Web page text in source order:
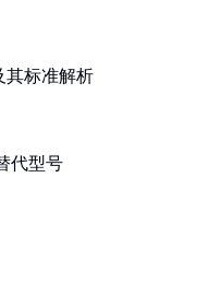
其标准解析
代型号